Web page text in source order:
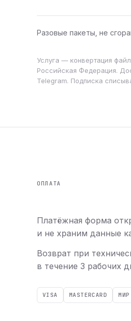
Разовые пакеты, не
Услуга — конвертация
Российская Федерация.
Telegram. Подписка
ОПЛАТА
Платёжная форма
и не храним данные
Возврат при
в течение 3 рабочих
VISA MASTERCARD МИР